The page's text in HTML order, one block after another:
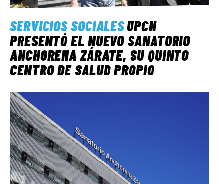
SERVICIOS SOCIALESUPCN
PRESENTÓ EL NUEVO SANATORIO
ANCHORENA ZÁRATE, SU QUINTO
CENTRO DE SALUD PROPIO